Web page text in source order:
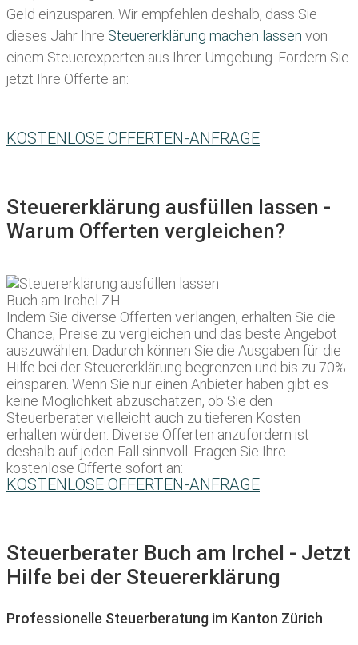
Geld einzusparen. Wir empfehlen deshalb, dass Sie
dieses Jahr Ihre Steuererklärung machen lassen von
einem Steuerexperten aus Ihrer Umgebung. Fordern Sie
jetzt Ihre Offerte an:
KOSTENLOSE OFFERTEN-ANFRAGE
Steuererklärung ausfüllen lassen -
Warum Offerten vergleichen?
Indem Sie diverse Offerten verlangen, erhalten Sie die
Chance, Preise zu vergleichen und das beste Angebot
auszuwählen. Dadurch können Sie die Ausgaben für die
Hilfe bei der Steuererklärung begrenzen und bis zu 70%
einsparen. Wenn Sie nur einen Anbieter haben gibt es
keine Möglichkeit abzuschätzen, ob Sie den
Steuerberater vielleicht auch zu tieferen Kosten
erhalten würden. Diverse Offerten anzufordern ist
deshalb auf jeden Fall sinnvoll. Fragen Sie Ihre
kostenlose Offerte sofort an:
KOSTENLOSE OFFERTEN-ANFRAGE
Steuerberater Buch am Irchel - Jetzt
Hilfe bei der Steuererklärung
Professionelle Steuerberatung im Kanton Zürich